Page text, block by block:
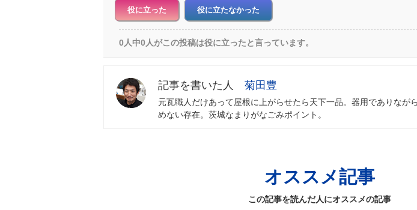
役に立った 役に立たなかった
0人中0人がこの投稿は役に立ったと言っています。
菊田豊
元瓦職人だけあって屋根に上がらせたら天下一品。器用でありなが
めない存在。茨城なまりがなごみポイント。
オススメ記事
この記事を読んだ人にオススメの記事